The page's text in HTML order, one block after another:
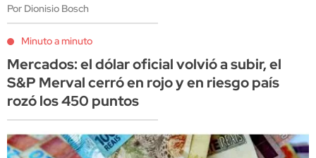
Por Dionisio Bosch
Minuto a minuto
Mercados: el dólar oficial volvió a subir, el
S&P Merval cerró en rojo y en riesgo país
rozó los 450 puntos